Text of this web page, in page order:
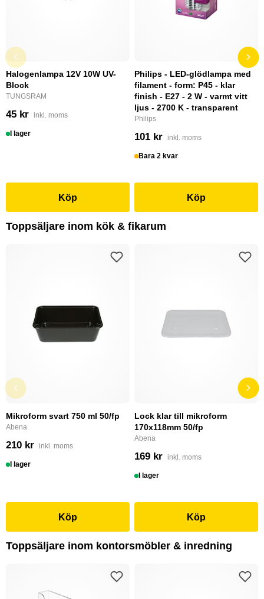
Halogenlampa 12V 10W UV-
Block
TUNGSRAM
45 kr inkl. moms
I lager
Köp
Philips - LED-glödlampa med
filament - form: P45 - klar
finish - E27 - 2 W - varmt vitt
ljus - 2700 K - transparent
Philips
101 kr inkl. moms
Bara 2 kvar
Köp
Toppsäljare inom kök & fikarum
Mikroform svart 750 ml 50/fp
Abena
210 kr inkl. moms
I lager
Köp
Lock klar till mikroform
170x118mm 50/fp
Abena
169 kr inkl. moms
I lager
Köp
Toppsäljare inom kontorsmöbler & inredning